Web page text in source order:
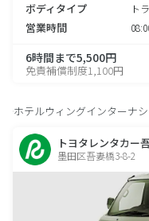
ボディタイプ ト
営業時間
6時間まで5,500円
免責補償制度1,100円
ホテルウィングインターナ
トヨタレンタカー
墨田区吾妻橋3-8-2